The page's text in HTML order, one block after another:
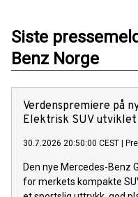
Siste
Benz Norge
Verdenspremiere på
Elektrisk SUV
30.7.2026 20:50:00 CEST |
Den nye Mercedes-Benz
for merkets kompakte